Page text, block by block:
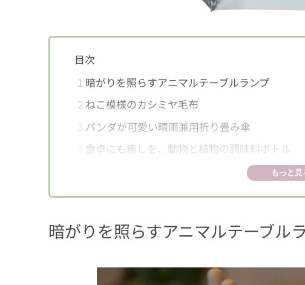
目次
1 暗がりを照らすアニマルテーブルランプ
2 ねこ模様のカシミヤ毛布
3 パンダが可愛い晴雨兼用折り畳み傘
食卓にも癒しを、動物と植物の調味料ボトル
壁面に羽ばたく鳥のウォールステッカー
6ひよこちゃんがお手伝い、エッグセパレーター
もっと見
暗がりを照らすアニマルテーブル